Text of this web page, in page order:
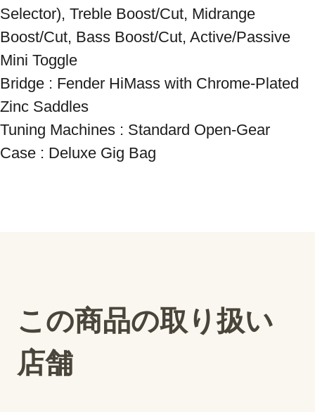
Selector), Treble Boost/Cut, Midrange
Boost/Cut, Bass Boost/Cut, Active/Passive
Mini Toggle
Bridge : Fender HiMass with Chrome-Plated
Zinc Saddles
Tuning Machines : Standard Open-Gear
Case : Deluxe Gig Bag
この商品の取り扱い
店舗